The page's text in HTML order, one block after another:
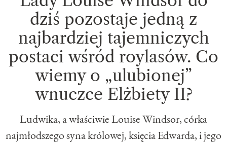
dziś pozostaje jedną z
najbardziej tajemniczych
postaci wśród roylasów. Co
wiemy o „ulubionej”
wnuczce Elżbiety II?
Ludwika, a właściwie Louise Windsor, córka
najmłodszego syna królowej, księcia Edwarda, i jego